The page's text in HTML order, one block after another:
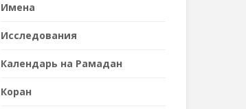
Имена
Исследования
Календарь на Рамадан
Коран